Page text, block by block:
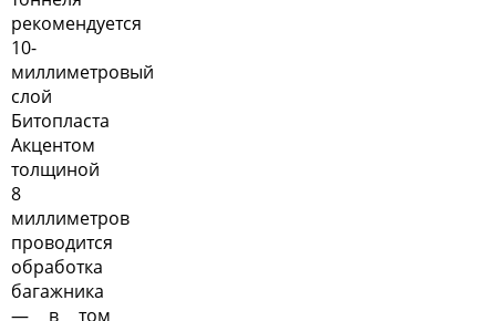
рекомендуется
10-
миллиметровый
слой
Битопласта
Акцентом
толщиной
8
миллиметров
проводится
обработка
багажника
— в том